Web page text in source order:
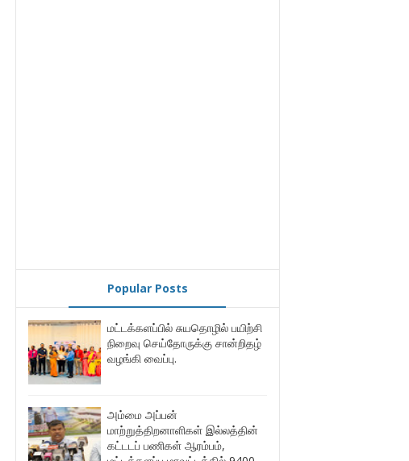
Popular Posts
மட்டக்களப்பில் சுயதொழில் பயிற்சி
நிறைவு செய்தோருக்கு சான்றிதழ்
வழங்கி வைப்பு.
அம்மை அப்பன்
மாற்றுத்திறனாளிகள் இல்லத்தின்
கட்டடப் பணிகள் ஆரம்பம்,